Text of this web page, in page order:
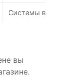
Системы
вы